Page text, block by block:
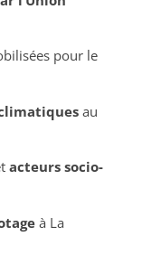
pour le
au
acteurs socio-
à La